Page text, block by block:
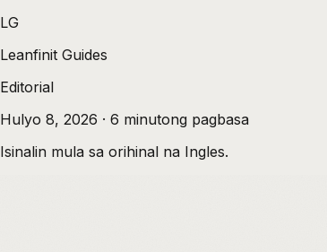
LG
Leanfinit Guides
Editorial
Hulyo 8, 2026 · 6 minutong pagbasa
Isinalin mula sa orihinal na Ingles.